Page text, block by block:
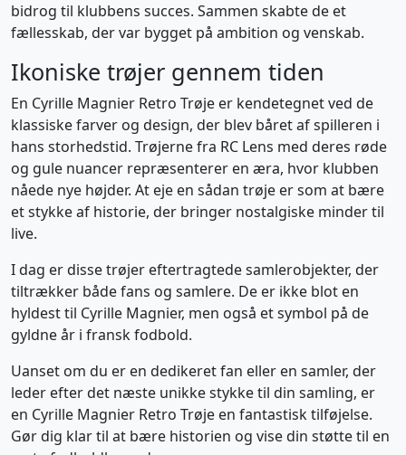
bidrog til klubbens succes. Sammen skabte de et
fællesskab, der var bygget på ambition og venskab.
Ikoniske trøjer gennem tiden
En Cyrille Magnier Retro Trøje er kendetegnet ved de
klassiske farver og design, der blev båret af spilleren i
hans storhedstid. Trøjerne fra RC Lens med deres røde
og gule nuancer repræsenterer en æra, hvor klubben
nåede nye højder. At eje en sådan trøje er som at bære
et stykke af historie, der bringer nostalgiske minder til
live.
I dag er disse trøjer eftertragtede samlerobjekter, der
tiltrækker både fans og samlere. De er ikke blot en
hyldest til Cyrille Magnier, men også et symbol på de
gyldne år i fransk fodbold.
Uanset om du er en dedikeret fan eller en samler, der
leder efter det næste unikke stykke til din samling, er
en Cyrille Magnier Retro Trøje en fantastisk tilføjelse.
Gør dig klar til at bære historien og vise din støtte til en